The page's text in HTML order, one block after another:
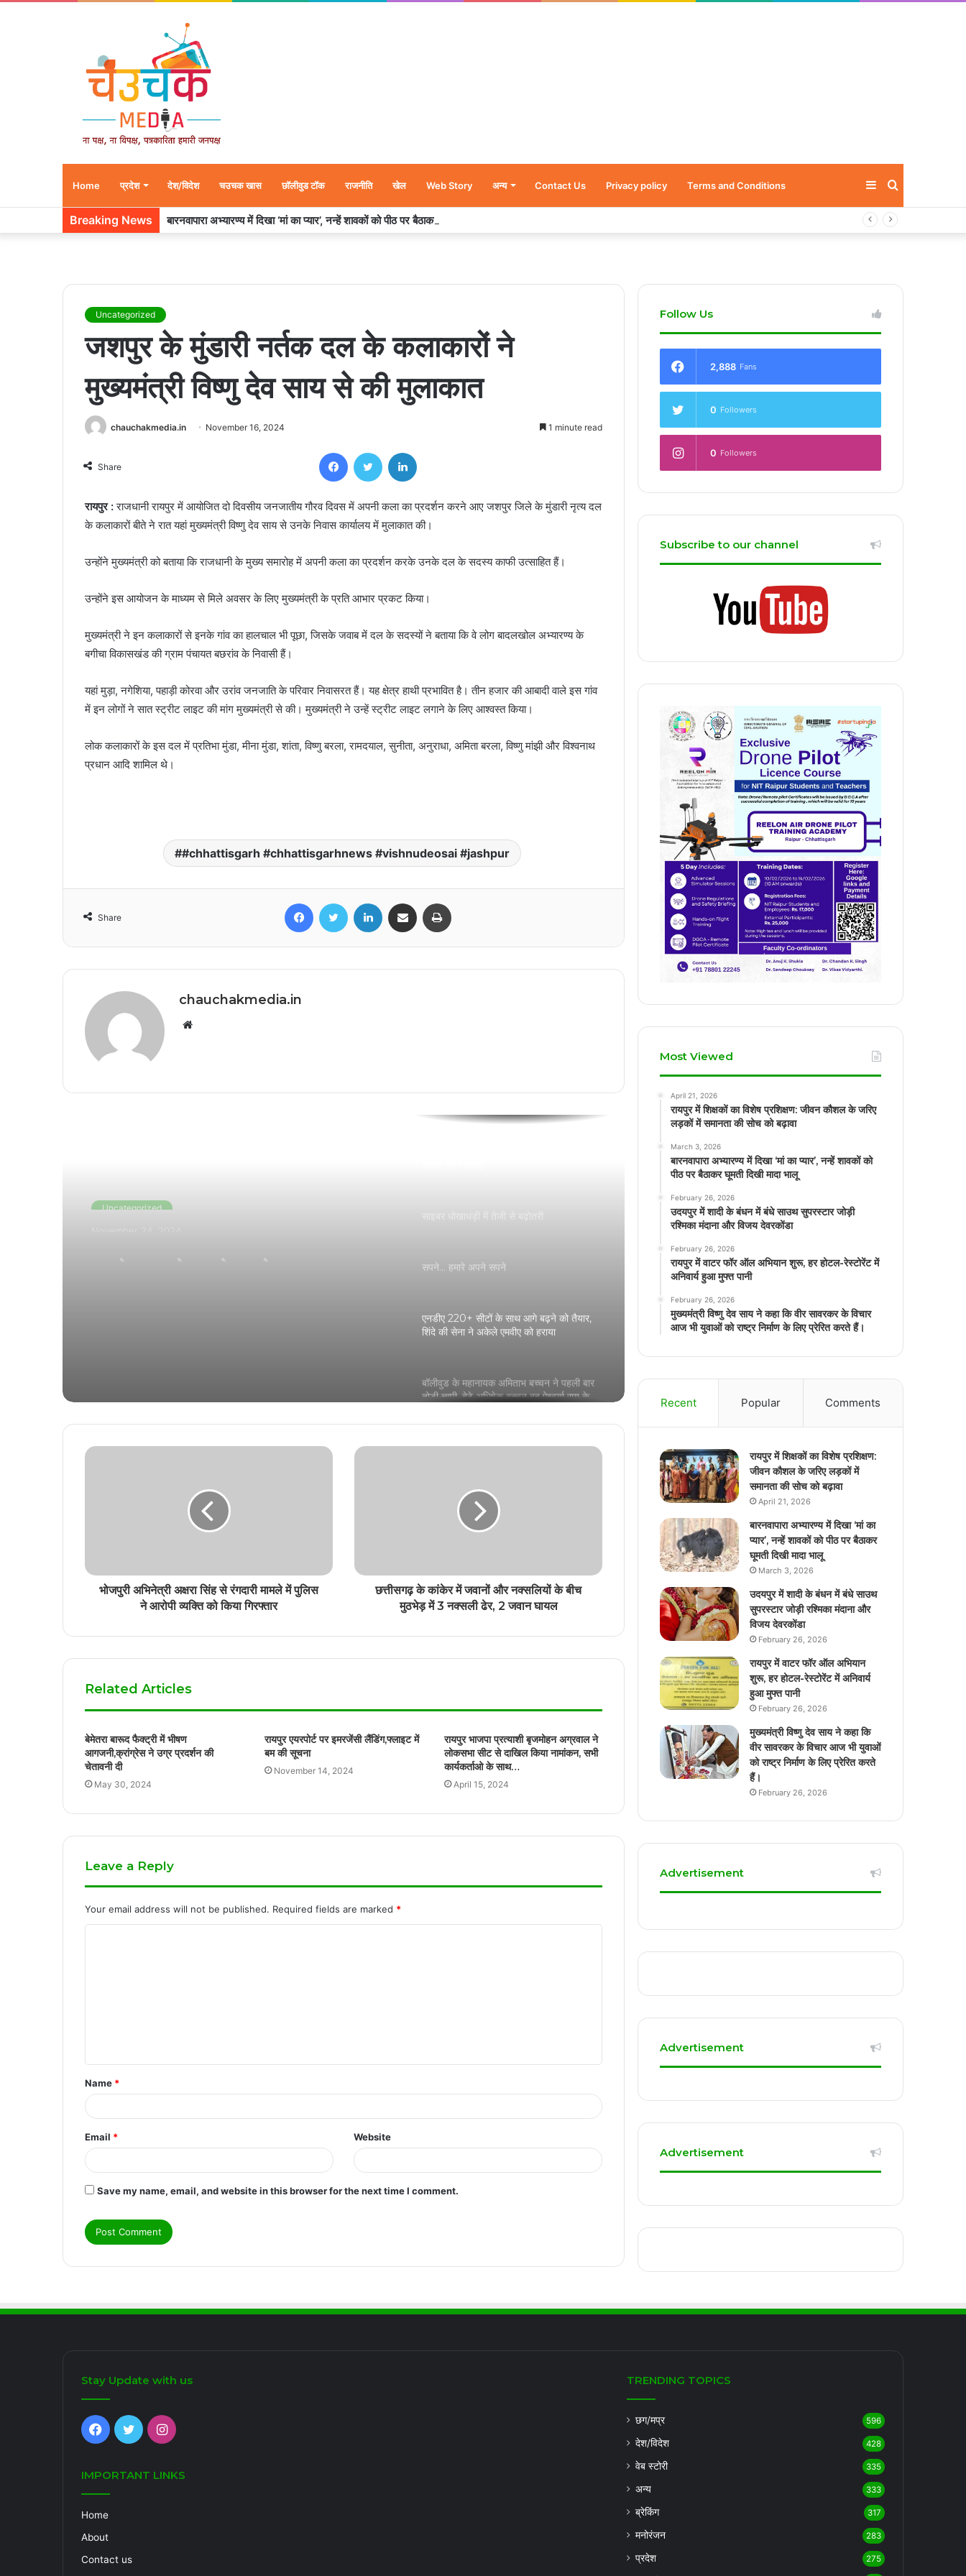
Home प्रदेश देश/विदेश चउचक खास छॉलीवुड टॉक राजनीति खेल Web Story अन्य Contact Us Privacy policy Terms and Conditions Sidebar
Breaking News बारनवापारा अभ्यारण्य में दिखा ‘मां का प्यार’, नन्हें शावकों को पीठ पर बैठाकर घूमती दिखी मादा भालू
Uncategorized
जशपुर के मुंडारी नर्तक दल के कलाकारों ने
मुख्यमंत्री विष्णु देव साय से की मुलाकात
chauchakmedia.in November 16, 2024 1 minute read
Share
FacebookTwitter
रायपुर :राजधानी रायपुर में आयोजित दो दिवसीय जनजातीय गौरव दिवस में अपनी कला का प्रदर्शन करने आए जशपुर जिले के मुंडारी नृत्य दल
के कलाकारों बीते ने रात यहां मुख्यमंत्री विष्णु देव साय से उनके निवास कार्यालय में मुलाकात की।
उन्होंने मुख्यमंत्री को बताया कि राजधानी के मुख्य समारोह में अपनी कला का प्रदर्शन करके उनके दल के सदस्य काफी उत्साहित हैं।
उन्होंने इस आयोजन के माध्यम से मिले अवसर के लिए मुख्यमंत्री के प्रति आभार प्रकट किया।
मुख्यमंत्री ने इन कलाकारों से इनके गांव का हालचाल भी पूछा, जिसके जवाब में दल के सदस्यों ने बताया कि वे लोग बादलखोल अभ्यारण्य के
बगीचा विकासखंड की ग्राम पंचायत बछरांव के निवासी हैं।
यहां मुड़ा, नगेशिया, पहाड़ी कोरवा और उरांव जनजाति के परिवार निवासरत हैं। यह क्षेत्र हाथी प्रभावित है। तीन हजार की आबादी वाले इस गांव
में इन लोगों ने सात स्ट्रीट लाइट की मांग मुख्यमंत्री से की। मुख्यमंत्री ने उन्हें स्ट्रीट लाइट लगाने के लिए आश्वस्त किया।
लोक कलाकारों के इस दल में प्रतिभा मुंडा, मीना मुंडा, शांता, विष्णु बरला, रामदयाल, सुनीता, अनुराधा, अमिता बरला, विष्णु मांझी और विश्वनाथ
प्रधान आदि शामिल थे।
#chhattisgarh #chhattisgarhnews #vishnudeosai #jashpur
Share
FacebookTwitter LinkedIn Share via Email
chauchakmedia.in
Website
Uncategorized
कवि डॉ. कुमार विश्वास 17 नवंबर को मध्य प्रदेश के
फिल्म स्टार धनुष ने एक्ट्रेस नयनतारा को भेजा 10
करोड़ रु. का लीगल नोटिस, नयनतारा ने अपने
सुनाई
एयरलिफ्ट कर लाया गया रायपुर अस्पताल
शिंदे की सेना ने अकेले एमवीए को हराया
तोड़ी चुप्पी, बेटे अभिषेक बच्चन बहू ऐश्वर्या राय के
तलाक की अफवाहों के बीच बिग बी ने कही ये बातें
मुख्यमंत्री विष्णु देव साय को ऑल इंडिया पब्लिक
कवि डॉ. कुमार विश्वास 17 नवंबर को मध्य प्रदेश के
गाडरवारा में आयोजित कवि सम्मलेन में होंगे शामिल
इंस्टाग्राम अकाउंट पर धनुष को खूब खरी-खोटी
सुनाई
,रश्मिका मंदाना और नागार्जुन की पहली झलक आई
एयरलिफ्ट कर लाया गया रायपुर अस्पताल
अगले महीने फिर से शुरू हो सकती हैं छत्तीसगढ़
व्यापमं की परीक्षाएं
साइबर धोखाधड़ी में तेजी से बढ़ोतरी
रिलेशन कॉन्फ्रेंस 2024 के लिए पीआरएसआई
आमंत्रित
भोजपुरी अभिनेत्री अक्षरा सिंह से रंगदारी मामले में पुलिस
ने आरोपी व्यक्ति को किया गिरफ्तार
छत्तीसगढ़ के कांकेर में जवानों और नक्सलियों के बीच
मुठभेड़ में 3 नक्सली ढेर, 2 जवान घायल
Related Articles
बेमेतरा बारूद फैक्ट्री में भीषण
आगजनी,क्रांग्रेस ने उग्र प्रदर्शन की
चेतावनी दी
May 30, 2024
रायपुर एयरपोर्ट पर इमरजेंसी लैंडिंग,फ्लाइट में
बम की सूचना
November 14, 2024
रायपुर भाजपा प्रत्याशी बृजमोहन अग्रवाल ने
लोकसभा सीट से दाखिल किया नामांकन, सभी
कार्यकर्ताओ के साथ…
April 15, 2024
Leave a Reply
Your email address will not be published. Required fields are marked *
t
*
Name *
Email * Website
Save my name, email, and website in this browser for the next time I comment.
Follow Us
2,888 Fans
0 Followers
0 Followers
Subscribe to our channel
Most Viewed
April 21, 2026
रायपुर में शिक्षकों का विशेष प्रशिक्षण: जीवन कौशल के जरिए
लड़कों में समानता की सोच को बढ़ावा
March 3, 2026
बारनवापारा अभ्यारण्य में दिखा ‘मां का प्यार’, नन्हें शावकों को
पीठ पर बैठाकर घूमती दिखी मादा भालू
February 26, 2026
उदयपुर में शादी के बंधन में बंधे साउथ सुपरस्टार जोड़ी
रश्मिका मंदाना और विजय देवरकोंडा
February 26, 2026
रायपुर में वाटर फॉर ऑल अभियान शुरू, हर होटल-रेस्टोरेंट में
अनिवार्य हुआ मुफ्त पानी
February 26, 2026
मुख्यमंत्री विष्णु देव साय ने कहा कि वीर सावरकर के विचार
आज भी युवाओं को राष्ट्र निर्माण के लिए प्रेरित करते हैं।
Recent Popular Comments
रायपुर में शिक्षकों का विशेष प्रशिक्षण:
जीवन कौशल के जरिए लड़कों में
समानता की सोच को बढ़ावा
April 21, 2026
बारनवापारा अभ्यारण्य में दिखा ‘मां का
प्यार’, नन्हें शावकों को पीठ पर बैठाकर
घूमती दिखी मादा भालू
March 3, 2026
उदयपुर में शादी के बंधन में बंधे साउथ
सुपरस्टार जोड़ी रश्मिका मंदाना और
विजय देवरकोंडा
February 26, 2026
रायपुर में वाटर फॉर ऑल अभियान
शुरू, हर होटल-रेस्टोरेंट में अनिवार्य
हुआ मुफ्त पानी
February 26, 2026
मुख्यमंत्री विष्णु देव साय ने कहा कि
वीर सावरकर के विचार आज भी युवाओं
को राष्ट्र निर्माण के लिए प्रेरित करते
हैं।
February 26, 2026
Advertisement
Advertisement
Advertisement
Stay Update with us
Facebook
TwitterInstagram
IMPORTANT LINKS
Home
About
Contact us
TRENDING TOPICS
छग/मप्र 596
देश/विदेश 428
वेब स्टोरी 335
अन्य 333
ब्रेकिंग 317
मनोरंजन 283
प्रदेश 275